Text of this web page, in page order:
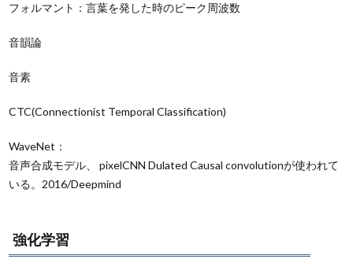
フォルマント：言葉を発した時のピーク周波数
音韻論
音素
CTC(Connectionist Temporal Classification)
WaveNet：
音声合成モデル、
pixelCNN Dulated Causal convolutionが使われて
いる。2016/Deepmind
強化学習